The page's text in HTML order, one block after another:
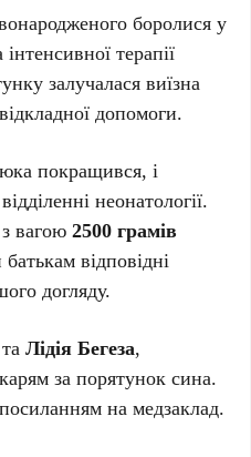
боролися у
інтенсивної терапії
залучалася виїзна
допомоги.
покращився, і
неонатології.
з вагою2500 грамів
відповідні
догляду.
таЛідія Бегеза,
за порятунок сина.
на медзаклад.